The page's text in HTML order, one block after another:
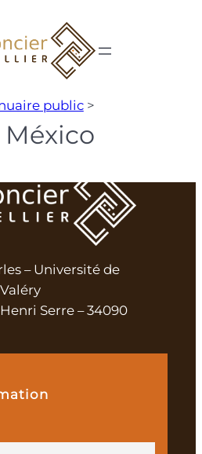
public>
– Université de
Serre – 34090